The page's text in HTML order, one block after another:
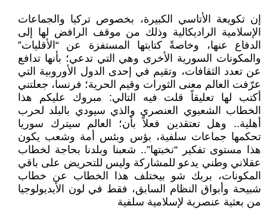
إن تكويعة الأتاسي الكبيرة، بخصوص تركيا والجماعات
الإسلامية الراديكالية وذلك من موقف الرافض لها إلى
الدفاع عنها، وخاصةً كتابتها المستفزة عن “الأقليات”
والمكونات السورية الأخرى وهي التي تدعي؛ بأنها تدافع
عن تعدد الثقافات، وتقيم في إحدى الدول الأوروبية التي
عرّفت العالم معنى الثورات وقيم الحرية؛ فرنسا، جعلتني
أكتب لها تعليقاً قلت فيه التالي: مبروك عليكم هذا
الخطاب الشعبوي العنصري والذي سيودي بالبلد لحرب
أهلية.. وهل تعتقدين فعلاً بأن؛ العالم سيترك سوريا
تحكمها جماعات سلفية، بؤس وبئس أمة وشعب يكون
هذا مستوى تفكير “نخبتها”.. شعبنا وبلدنا بحاجة لخطاب
عقلاني وطني يدعو للمشاركة وليس للتحريض على باقي
المكونات، بربك شو بيختلف هذا الخطاب عن خطاب
شبيحة وأبواق النظام السابق، فقط في لون الأيديولوجيا
من بعثية عنصرية لإسلامية سلفية